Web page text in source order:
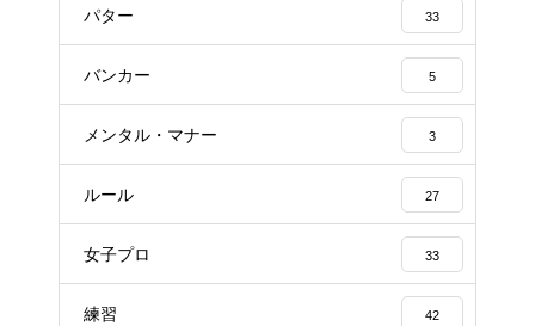
パター 33
バンカー 5
メンタル・マナー 3
ルール 27
女子プロ 33
練習 42